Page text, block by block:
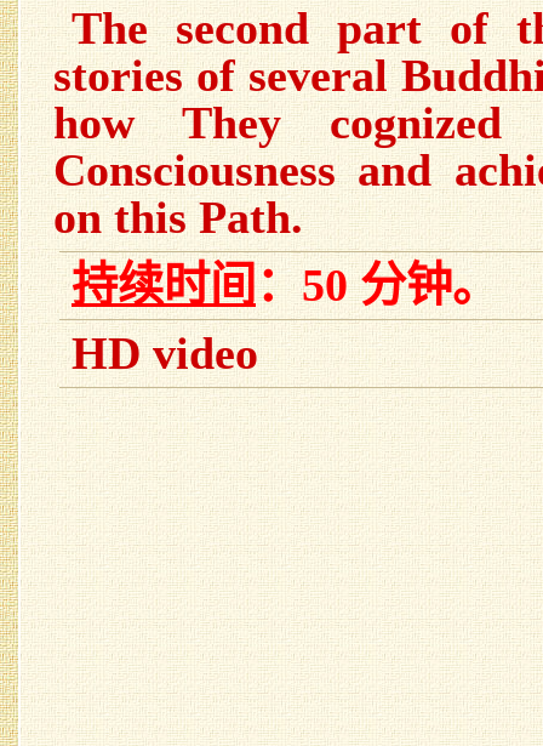
The second part of
stories of several
how They
Consciousness and
on this Path.
持续时间：50 分钟。
HD video